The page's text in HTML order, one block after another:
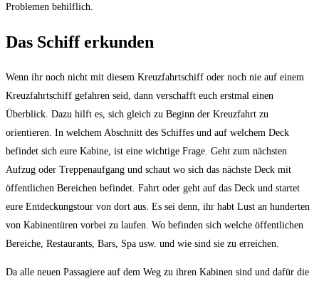
Problemen behilflich.
Das Schiff erkunden
Wenn ihr noch nicht mit diesem Kreuzfahrtschiff oder noch nie auf einem
Kreuzfahrtschiff gefahren seid, dann verschafft euch erstmal einen
Überblick. Dazu hilft es, sich gleich zu Beginn der Kreuzfahrt zu
orientieren. In welchem Abschnitt des Schiffes und auf welchem Deck
befindet sich eure Kabine, ist eine wichtige Frage. Geht zum nächsten
Aufzug oder Treppenaufgang und schaut wo sich das nächste Deck mit
öffentlichen Bereichen befindet. Fahrt oder geht auf das Deck und startet
eure Entdeckungstour von dort aus. Es sei denn, ihr habt Lust an hunderten
von Kabinentüren vorbei zu laufen. Wo befinden sich welche öffentlichen
Bereiche, Restaurants, Bars, Spa usw. und wie sind sie zu erreichen.
Da alle neuen Passagiere auf dem Weg zu ihren Kabinen sind und dafür die